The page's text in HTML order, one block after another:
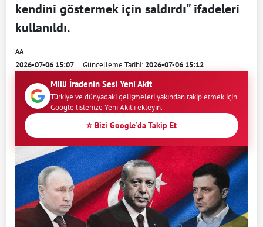
kendini göstermek için saldırdı" ifadeleri
kullanıldı.
AA
2026-07-06 15:07 Güncelleme Tarihi:2026-07-06 15:12
Milli İradenin Sesi Yeni Akit
Türkiye ve dünyadaki gelişmeleri yakından takip etmek için
Google listenize Yeni Akit'i ekleyin.
⭐ Bizi Google'da Takip Et